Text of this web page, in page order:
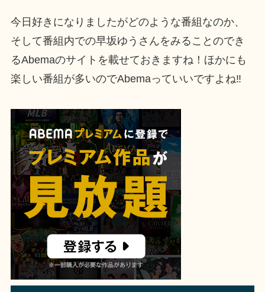
今日好きになりましたがどのような番組なのか、
そして番組内での早坂ゆうさんをみることのでき
るAbemaのサイトを載せておきますね！ほかにも
楽しい番組が多いのでAbemaっていいですよね‼